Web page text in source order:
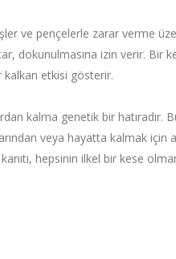
ve pençelerle zarar verme
dokunulmasına izin verir. Bir
kalkan etkisi gösterir.
kalma genetik bir hatıradır.
veya hayatta kalmak için
hepsinin ilkel bir kese